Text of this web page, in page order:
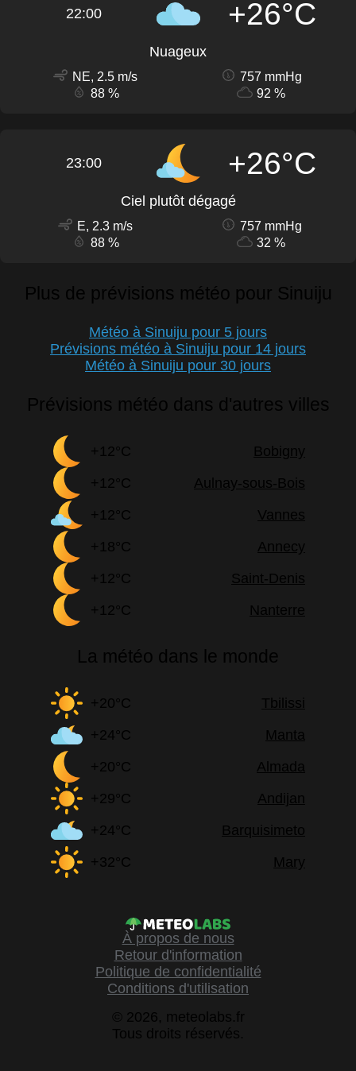
22:00 +26°C
Nuageux
NE, 2.5 m/s
757 mmHg
88 %
92 %
23:00 +26°C
Ciel plutôt dégagé
E, 2.3 m/s
757 mmHg
88 %
32 %
Plus de prévisions météo pour Sinuiju
Météo à Sinuiju pour 5 jours
Prévisions météo à Sinuiju pour 14 jours
Météo à Sinuiju pour 30 jours
Prévisions météo dans d'autres villes
+12°C
Bobigny
+12°C
Aulnay-sous-Bois
+12°C
Vannes
+18°C
Annecy
+12°C
Saint-Denis
+12°C
Nanterre
La météo dans le monde
+20°C
Tbilissi
+24°C
Manta
+20°C
Almada
+29°C
Andijan
+24°C
Barquisimeto
+32°C
Mary
À propos de nous
Retour d'information
Politique de confidentialité
Conditions d'utilisation
© 2026, meteolabs.fr
Tous droits réservés.